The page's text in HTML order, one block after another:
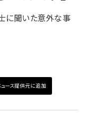
に聞いた意外な事
ース提供元に追加